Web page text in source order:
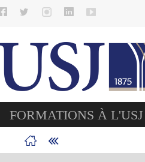
FORMATIONS À L'USJ